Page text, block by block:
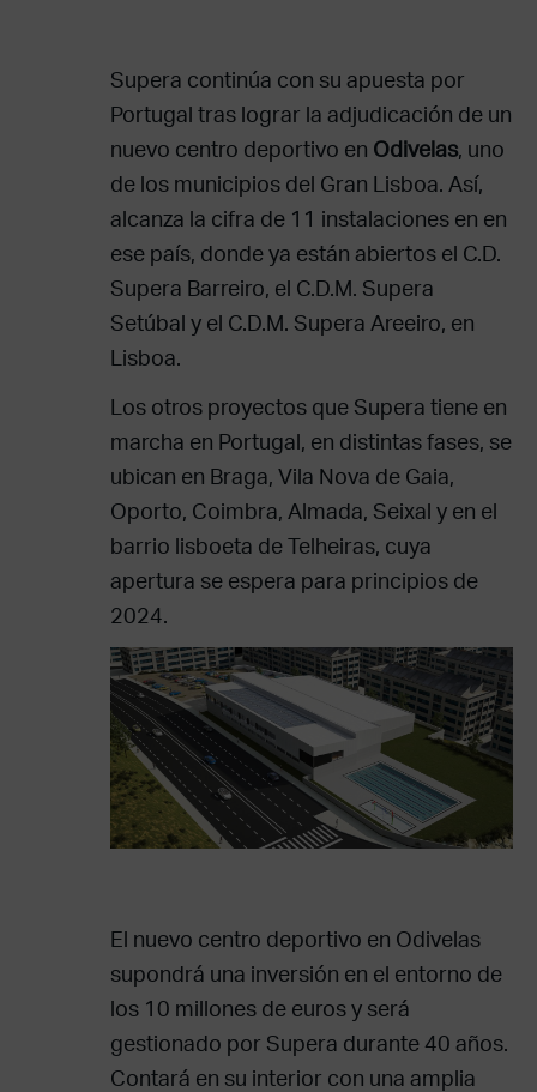
Supera continúa con su apuesta por
Portugal tras lograr la adjudicación de un
nuevo centro deportivo en Odivelas, uno
de los municipios del Gran Lisboa. Así,
alcanza la cifra de 11 instalaciones en en
ese país, donde ya están abiertos el C.D.
Supera Barreiro, el C.D.M. Supera
Setúbal y el C.D.M. Supera Areeiro, en
Lisboa.
Los otros proyectos que Supera tiene en
marcha en Portugal, en distintas fases, se
ubican en Braga, Vila Nova de Gaia,
Oporto, Coimbra, Almada, Seixal y en el
barrio lisboeta de Telheiras, cuya
apertura se espera para principios de
2024.
El nuevo centro deportivo en Odivelas
supondrá una inversión en el entorno de
los 10 millones de euros y será
gestionado por Supera durante 40 años.
Contará en su interior con una amplia